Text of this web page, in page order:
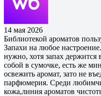
14 мая 2026
Библиотекой ароматов
Запахи на любое
нужно, хотя запах держится
собой в сумочке, есть же
освежить аромат, зато не
парфюмерия. Среди
кожа,линия ароматов